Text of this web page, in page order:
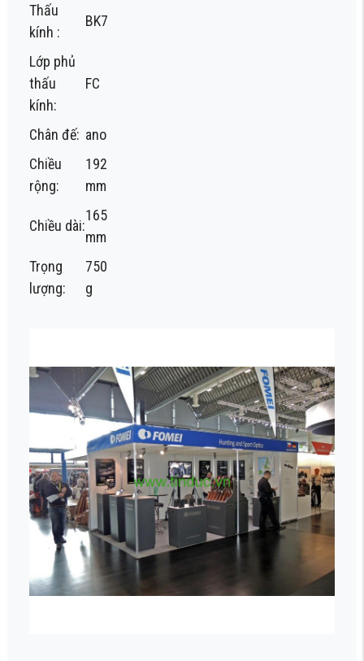
Thấu
kính :
BK7
Lớp phủ
thấu
kính:
FC
Chân đế: ano
Chiều
rộng:
192
mm
Chiều dài:
165
mm
Trọng
lượng:
750
g